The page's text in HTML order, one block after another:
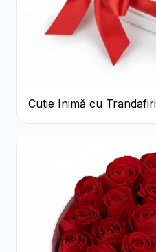
Cutie Inimă cu
Bomboane Raffaello